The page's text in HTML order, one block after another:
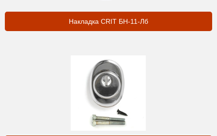
Накладка CRIT БН-11-Лб